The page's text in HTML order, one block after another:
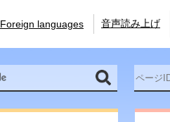
Foreign languages 音声読み上げ
ID